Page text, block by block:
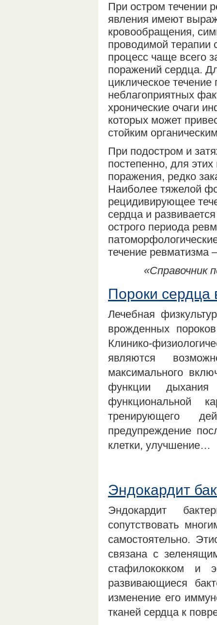
При остром течении
явления имеют
кровообращения,
проводимой терапии
процесс чаще всего
поражений сердца.
циклическое
неблагоприятных
хронические очаги
которых может
стойким
При подостром и
постепенно, для
поражения, редко
Наиболее тяжелой
рецидивирующее
сердца и
острого периода
течение
«Справочник
Пороки
Лечебная
врожденных
Клинико-
являются
максимального
функции дыхания
функциональной
тренирующего
предупреждение
клетки, улучшение…
Эндокардит
Эндокардит
сопутствовать
самостоятельно.
связана с
стафилококком и
развивающиеся
изменение его
тканей сердца к